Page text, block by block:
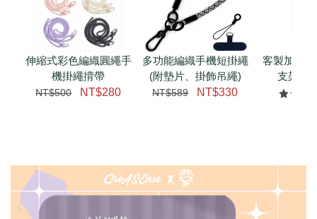
伸縮式彩色編織圓繩手
機掛繩揹帶
NT$500 NT$280
多功能編織手機短掛繩
(附墊片、掛飾吊繩)
NT$589 NT$330
客製加購
支架 腕